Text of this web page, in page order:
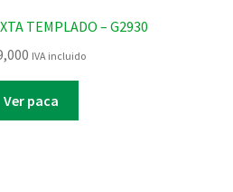
TEMPLADO – G2930
IVA incluido
Ver paca